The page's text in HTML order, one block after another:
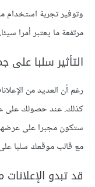
وتوفير تجربة استخدام
مرتفعة ما يعتبر أمرا سيئا.
التأثير سلبا على
رغم أن العديد من
كذلك. عند حصولك على
ستكون مجبرا على
مع قالب موقعك سلبا
قد تبدو الإعلانات